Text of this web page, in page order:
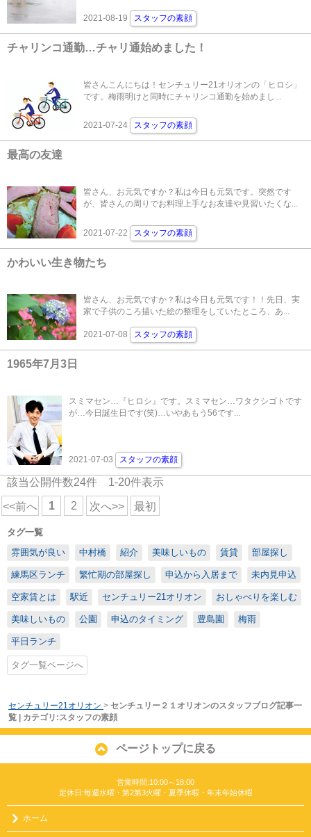
2021-08-19 スタッフの素顔
チャリンコ通勤…チャリ通始めました！
皆さんこんにちは！センチュリー21オリオンの「ヒロシ」
です。梅雨明けと同時にチャリンコ通勤を始めまし...
2021-07-24 スタッフの素顔
最高の友達
皆さん、お元気ですか？私は今日も元気です。突然です
が、皆さんの周りでお料理上手なお友達や見習いたくな...
2021-07-22 スタッフの素顔
かわいい生き物たち
皆さん、お元気ですか？私は今日も元気です！！先日、実
家で子供のころ描いた絵の整理をしていたところ、あ...
2021-07-08 スタッフの素顔
1965年7月3日
スミマセン…『ヒロシ』です。スミマセン…ワタクシゴトです
が…今日誕生日です(笑)…いやあもう56です...
2021-07-03 スタッフの素顔
該当公開件数24件 1-20件表示
<<前へ 1 2 次へ>> 最初
タグ一覧
雰囲気が良い
中村橋 紹介 美味しいもの 賃貸 部屋探し
練馬区ランチ 繁忙期の部屋探し 申込から入居まで 未内見申込
空家賃とは 駅近 センチュリー21オリオン おしゃべりを楽しむ
美味しいもの 公園 申込のタイミング 豊島園 梅雨
平日ランチ
タグ一覧ページへ
センチュリー21オリオン > センチュリー２１オリオンのスタッフブログ記事一
覧 | カテゴリ:スタッフの素顔
ページトップに戻る
営業時間:10:00～18:00
定休日:毎週水曜・第2第3火曜・夏季休暇・年末年始休暇
ホーム